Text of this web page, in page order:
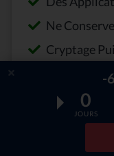
Ne
Cryptage
Excellent
Excellente
-
0
JOURS